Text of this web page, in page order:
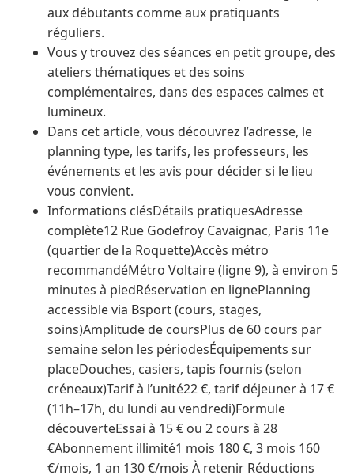
aux débutants comme aux pratiquants
réguliers.
Vous y trouvez des séances en petit groupe, des
ateliers thématiques et des soins
complémentaires, dans des espaces calmes et
lumineux.
Dans cet article, vous découvrez l’adresse, le
planning type, les tarifs, les professeurs, les
événements et les avis pour décider si le lieu
vous convient.
Informations clésDétails pratiquesAdresse
complète12 Rue Godefroy Cavaignac, Paris 11e
(quartier de la Roquette)Accès métro
recommandéMétro Voltaire (ligne 9), à environ 5
minutes à piedRéservation en lignePlanning
accessible via Bsport (cours, stages,
soins)Amplitude de coursPlus de 60 cours par
semaine selon les périodesÉquipements sur
placeDouches, casiers, tapis fournis (selon
créneaux)Tarif à l’unité22 €, tarif déjeuner à 17 €
(11h–17h, du lundi au vendredi)Formule
découverteEssai à 15 € ou 2 cours à 28
€Abonnement illimité1 mois 180 €, 3 mois 160
€/mois, 1 an 130 €/mois À retenir Réductions